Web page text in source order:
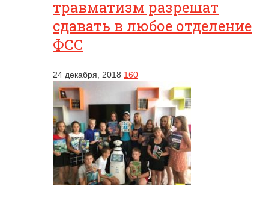
травматизм разрешат
сдавать в любое отделение
ФСС
24 декабря, 2018 160